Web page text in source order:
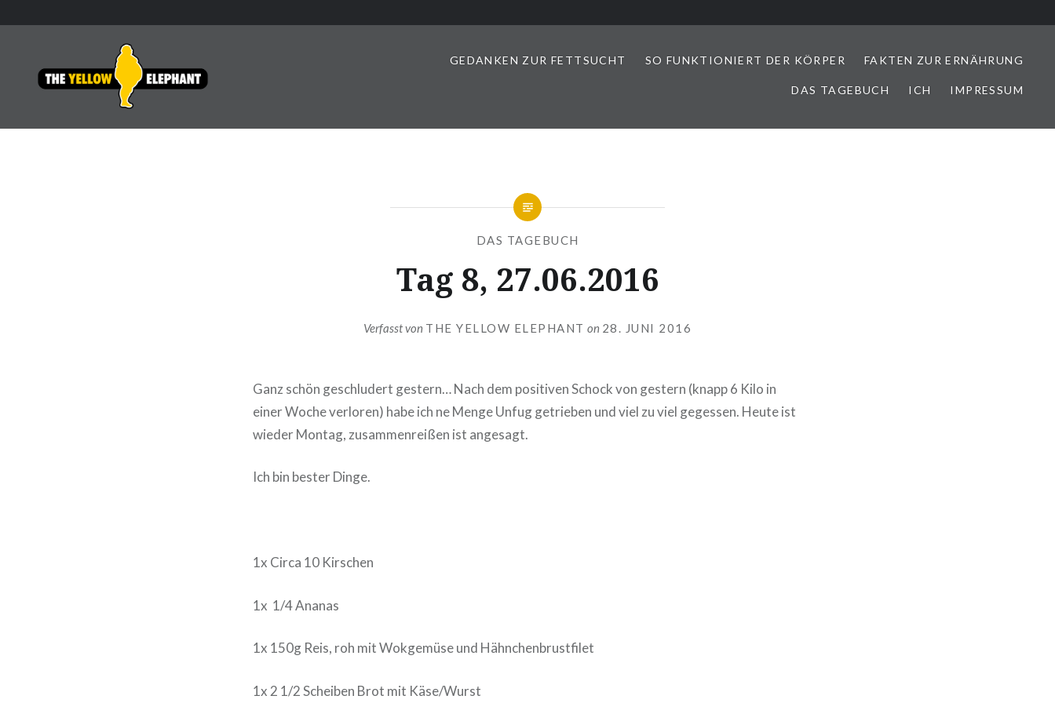
springen
THE YELLOW ELEPHANT
GEDANKEN ZUR FETTSUCHT SO FUNKTIONIERT DER KÖRPER FAKTEN ZUR ERNÄHRUNG
DAS TAGEBUCH ICH IMPRESSUM
DAS TAGEBUCH
Tag 8, 27.06.2016
Verfasst von THE YELLOW ELEPHANT on 28. JUNI 2016
Ganz schön geschludert gestern… Nach dem positiven Schock von gestern (knapp 6 Kilo in
einer Woche verloren) habe ich ne Menge Unfug getrieben und viel zu viel gegessen. Heute ist
wieder Montag, zusammenreißen ist angesagt.
Ich bin bester Dinge.
1x Circa 10 Kirschen
1x 1/4 Ananas
1x 150g Reis, roh mit Wokgemüse und Hähnchenbrustfilet
1x 2 1/2 Scheiben Brot mit Käse/Wurst